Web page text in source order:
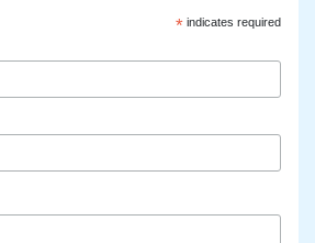
*indicates required